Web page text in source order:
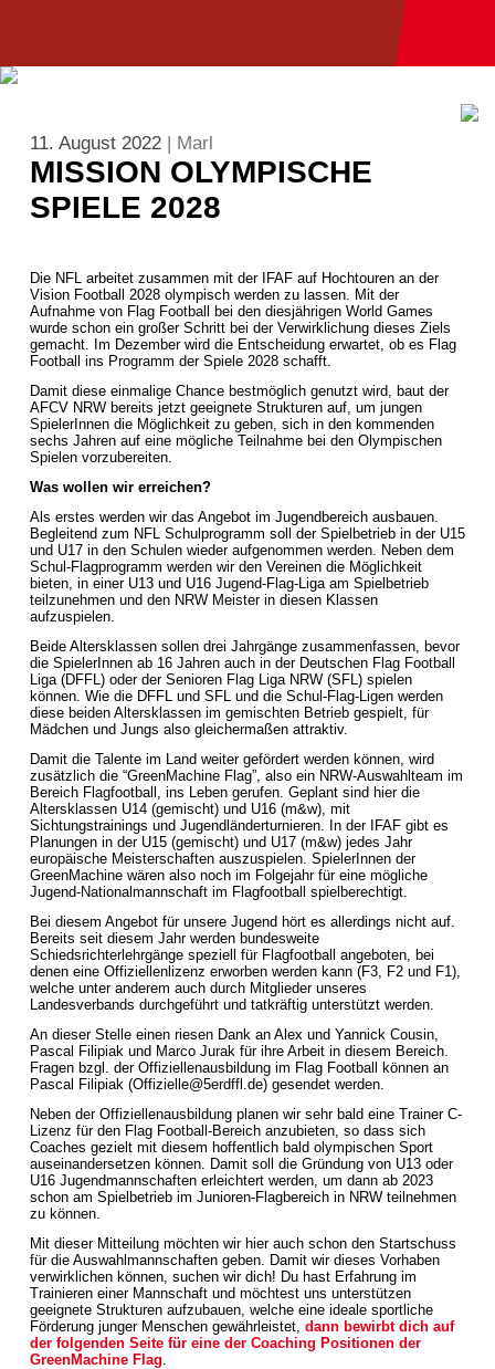
11. August 2022 | Marl
MISSION OLYMPISCHE
SPIELE 2028
Die NFL arbeitet zusammen mit der IFAF auf Hochtouren an der
Vision Football 2028 olympisch werden zu lassen. Mit der
Aufnahme von Flag Football bei den diesjährigen World Games
wurde schon ein großer Schritt bei der Verwirklichung dieses Ziels
gemacht. Im Dezember wird die Entscheidung erwartet, ob es Flag
Football ins Programm der Spiele 2028 schafft.
Damit diese einmalige Chance bestmöglich genutzt wird, baut der
AFCV NRW bereits jetzt geeignete Strukturen auf, um jungen
SpielerInnen die Möglichkeit zu geben, sich in den kommenden
sechs Jahren auf eine mögliche Teilnahme bei den Olympischen
Spielen vorzubereiten.
Was wollen wir erreichen?
Als erstes werden wir das Angebot im Jugendbereich ausbauen.
Begleitend zum NFL Schulprogramm soll der Spielbetrieb in der U15
und U17 in den Schulen wieder aufgenommen werden. Neben dem
Schul-Flagprogramm werden wir den Vereinen die Möglichkeit
bieten, in einer U13 und U16 Jugend-Flag-Liga am Spielbetrieb
teilzunehmen und den NRW Meister in diesen Klassen
aufzuspielen.
Beide Altersklassen sollen drei Jahrgänge zusammenfassen, bevor
die SpielerInnen ab 16 Jahren auch in der Deutschen Flag Football
Liga (DFFL) oder der Senioren Flag Liga NRW (SFL) spielen
können. Wie die DFFL und SFL und die Schul-Flag-Ligen werden
diese beiden Altersklassen im gemischten Betrieb gespielt, für
Mädchen und Jungs also gleichermaßen attraktiv.
Damit die Talente im Land weiter gefördert werden können, wird
zusätzlich die “GreenMachine Flag”, also ein NRW-Auswahlteam im
Bereich Flagfootball, ins Leben gerufen. Geplant sind hier die
Altersklassen U14 (gemischt) und U16 (m&w), mit
Sichtungstrainings und Jugendländerturnieren. In der IFAF gibt es
Planungen in der U15 (gemischt) und U17 (m&w) jedes Jahr
europäische Meisterschaften auszuspielen. SpielerInnen der
GreenMachine wären also noch im Folgejahr für eine mögliche
Jugend-Nationalmannschaft im Flagfootball spielberechtigt.
Bei diesem Angebot für unsere Jugend hört es allerdings nicht auf.
Bereits seit diesem Jahr werden bundesweite
Schiedsrichterlehrgänge speziell für Flagfootball angeboten, bei
denen eine Offiziellenlizenz erworben werden kann (F3, F2 und F1),
welche unter anderem auch durch Mitglieder unseres
Landesverbands durchgeführt und tatkräftig unterstützt werden.
An dieser Stelle einen riesen Dank an Alex und Yannick Cousin,
Pascal Filipiak und Marco Jurak für ihre Arbeit in diesem Bereich.
Fragen bzgl. der Offiziellenausbildung im Flag Football können an
Pascal Filipiak (Offizielle@5erdffl.de) gesendet werden.
Neben der Offiziellenausbildung planen wir sehr bald eine Trainer C-
Lizenz für den Flag Football-Bereich anzubieten, so dass sich
Coaches gezielt mit diesem hoffentlich bald olympischen Sport
auseinandersetzen können. Damit soll die Gründung von U13 oder
U16 Jugendmannschaften erleichtert werden, um dann ab 2023
schon am Spielbetrieb im Junioren-Flagbereich in NRW teilnehmen
zu können.
Mit dieser Mitteilung möchten wir hier auch schon den Startschuss
für die Auswahlmannschaften geben. Damit wir dieses Vorhaben
verwirklichen können, suchen wir dich! Du hast Erfahrung im
Trainieren einer Mannschaft und möchtest uns unterstützen
geeignete Strukturen aufzubauen, welche eine ideale sportliche
Förderung junger Menschen gewährleistet, dann bewirbt dich auf
der folgenden Seite für eine der Coaching Positionen der
GreenMachine Flag.